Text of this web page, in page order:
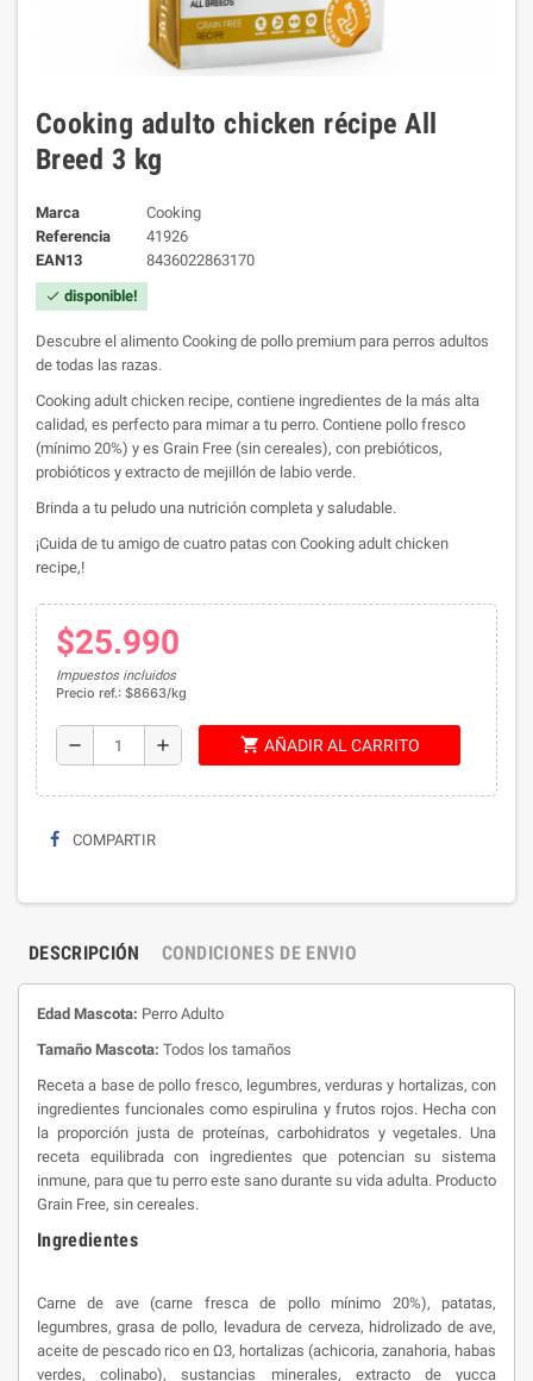
Cooking adulto chicken récipe All
Breed 3 kg
Marca
Cooking
Referencia
41926
EAN13
8436022863170
check disponible!
Descubre el alimento Cooking de pollo premium para perros adultos
de todas las razas.
Cooking adult chicken recipe, contiene ingredientes de la más alta
calidad, es perfecto para mimar a tu perro. Contiene pollo fresco
(mínimo 20%) y es Grain Free (sin cereales), con prebióticos,
probióticos y extracto de mejillón de labio verde.
Brinda a tu peludo una nutrición completa y saludable.
¡Cuida de tu amigo de cuatro patas con Cooking adult chicken
recipe,!
$25.990
Impuestos incluidos
Precio ref.: $8663/kg
remove add shopping_cart AÑADIR AL CARRITO
COMPARTIR
DESCRIPCIÓN CONDICIONES DE ENVIO
Edad Mascota: Perro Adulto
Tamaño Mascota: Todos los tamaños
Receta a base de pollo fresco, legumbres, verduras y hortalizas, con
ingredientes funcionales como espirulina y frutos rojos. Hecha con
la proporción justa de proteínas, carbohidratos y vegetales. Una
receta equilibrada con ingredientes que potencian su sistema
inmune, para que tu perro este sano durante su vida adulta. Producto
Grain Free, sin cereales.
Ingredientes
Carne de ave (carne fresca de pollo mínimo 20%), patatas,
legumbres, grasa de pollo, levadura de cerveza, hidrolizado de ave,
aceite de pescado rico en Ω3, hortalizas (achicoria, zanahoria, habas
verdes, colinabo), sustancias minerales, extracto de yucca